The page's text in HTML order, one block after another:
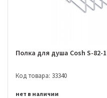
Код товара: 33340
нет в наличии